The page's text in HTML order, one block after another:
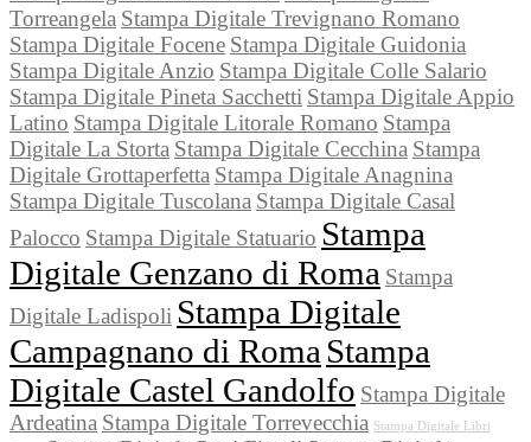
Torreangela Stampa Digitale Trevignano Romano
Stampa Digitale Focene Stampa Digitale Guidonia
Stampa Digitale Anzio Stampa Digitale Colle Salario
Stampa Digitale Pineta Sacchetti Stampa Digitale Appio
Latino Stampa Digitale Litorale Romano Stampa
Digitale La Storta Stampa Digitale Cecchina Stampa
Digitale Grottaperfetta Stampa Digitale Anagnina
Stampa Digitale Tuscolana Stampa Digitale Casal
Palocco Stampa Digitale Statuario Stampa
Digitale Genzano di Roma Stampa
Digitale Ladispoli Stampa Digitale
Campagnano di Roma Stampa
Digitale Castel Gandolfo Stampa Digitale
Ardeatina Stampa Digitale Torrevecchia Stampa Digitale Libri